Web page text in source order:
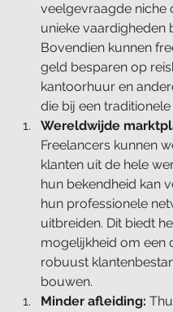
veelgevraagde niche
unieke vaardigheden
Bovendien kunnen
geld besparen op
kantoorhuur en
die bij een
Wereldwijde
Freelancers kunnen
klanten uit de hele
hun bekendheid kan
hun professionele
uitbreiden. Dit biedt
mogelijkheid om een
robuust
bouwen.
Minder afleiding: